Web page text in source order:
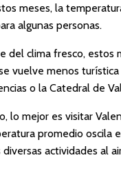
meses, la
algunas personas.
del clima fresco, estos
vuelve menos
o la Catedral de
lo mejor es visitar
promedio oscila
actividades al